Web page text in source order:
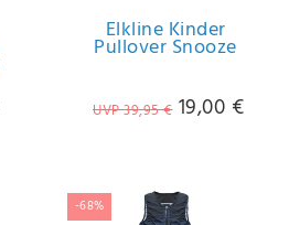
Elkline Kinder
Pullover Snooze
UVP 39,95 € 19,00 €
-68%